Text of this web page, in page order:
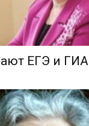
ЕГЭ и ГИА